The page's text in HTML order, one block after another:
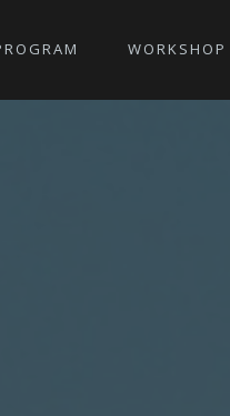
WORKSHOP